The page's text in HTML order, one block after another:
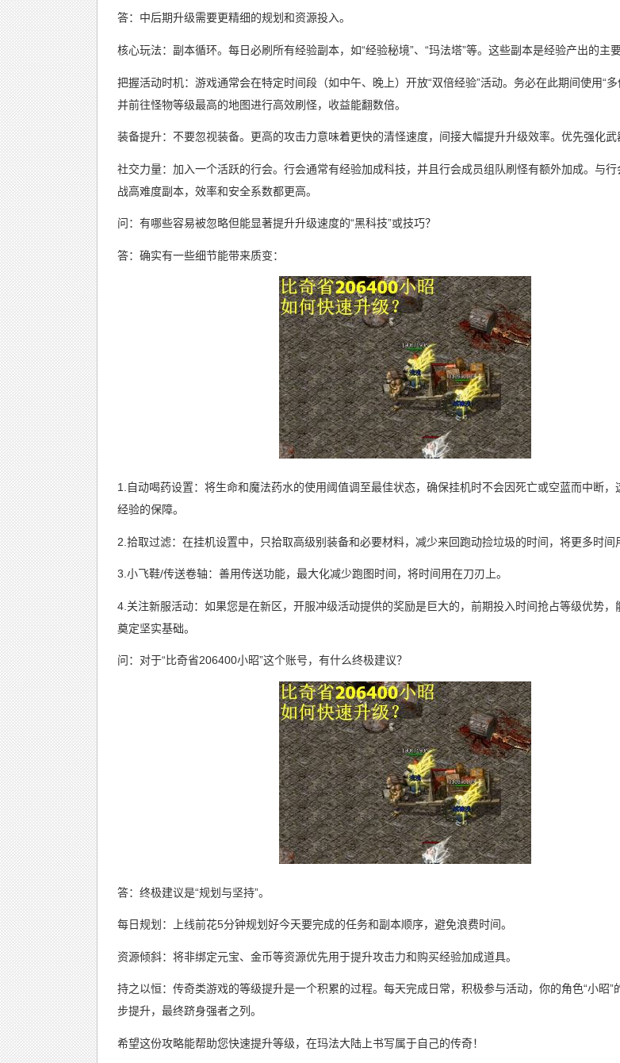
答：中后期升级需要更精细的规划和资源投入。
核心玩法：副本循环。每日必刷所有经验副本，如“经验秘境”、“玛法塔”等。这些副本是经验产出的主要
把握活动时机：游戏通常会在特定时间段（如中午、晚上）开放“双倍经验”活动。务必在此期间使用“多
并前往怪物等级最高的地图进行高效刷怪，收益能翻数倍。
装备提升：不要忽视装备。更高的攻击力意味着更快的清怪速度，间接大幅提升升级效率。优先强化武
社交力量：加入一个活跃的行会。行会通常有经验加成科技，并且行会成员组队刷怪有额外加成。与
战高难度副本，效率和安全系数都更高。
问：有哪些容易被忽略但能显著提升升级速度的“黑科技”或技巧？
答：确实有一些细节能带来质变：
1.自动喝药设置：将生命和魔法药水的使用阈值调至最佳状态，确保挂机时不会因死亡或空蓝而中断，
经验的保障。
2.拾取过滤：在挂机设置中，只拾取高级别装备和必要材料，减少来回跑动捡垃圾的时间，将更多时间
3.小飞鞋/传送卷轴：善用传送功能，最大化减少跑图时间，将时间用在刀刃上。
4.关注新服活动：如果您是在新区，开服冲级活动提供的奖励是巨大的，前期投入时间抢占等级优势，
奠定坚实基础。
问：对于“比奇省206400小昭”这个账号，有什么终极建议？
答：终极建议是“规划与坚持”。
每日规划：上线前花5分钟规划好今天要完成的任务和副本顺序，避免浪费时间。
资源倾斜：将非绑定元宝、金币等资源优先用于提升攻击力和购买经验加成道具。
持之以恒：传奇类游戏的等级提升是一个积累的过程。每天完成日常，积极参与活动，你的角色“小昭”
步提升，最终跻身强者之列。
希望这份攻略能帮助您快速提升等级，在玛法大陆上书写属于自己的传奇！